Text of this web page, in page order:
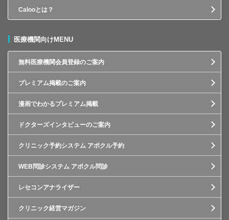
Calooとは？
医療機関向けMENU
無料医療機関会員登録のご案内
プレミアム掲載のご案内
漫画でわかるプレミアム掲載
ドクターズインタビューのご案内
クリニック予約システム アポクル予約
WEB問診システム アポクル問診
レセコンアナライザー
クリニック経営マガジン